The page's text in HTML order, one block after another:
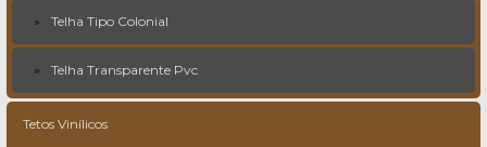
Telha Tipo Colonial
Telha Transparente Pvc
Tetos Vinílicos